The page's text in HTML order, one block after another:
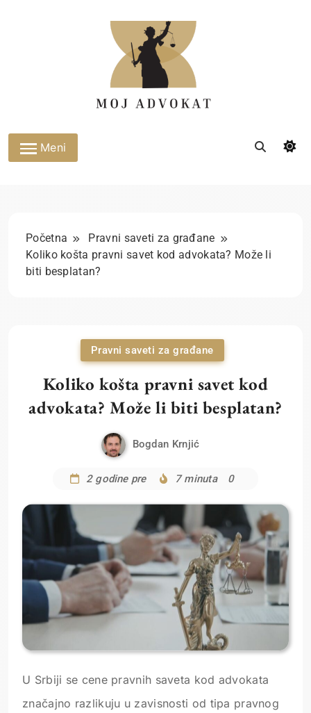
Moj advokat
Meni
Početna
Pravni saveti za građane
Koliko košta pravni savet kod advokata? Može li
biti besplatan?
Pravni saveti za građane
Koliko košta pravni savet kod
advokata? Može li biti besplatan?
Bogdan Krnjić
2 godine pre 7 minuta 0
U Srbiji se cene pravnih saveta kod advokata
značajno razlikuju u zavisnosti od tipa pravnog